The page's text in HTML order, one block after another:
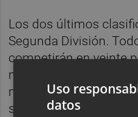
Los dos últimos
Segunda División.
competirán en veinte
masculina y femenina,
mixtas, aunque fuera
sistema de puntuación
Uso
datos